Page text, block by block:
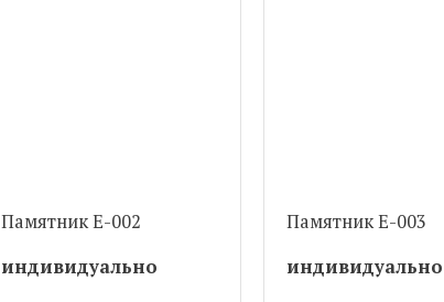
Памятник Е-002
индивидуально
Памятник Е-003
индивидуально